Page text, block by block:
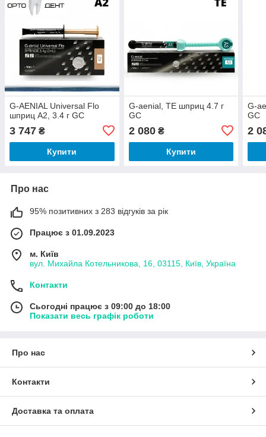
G-AENIAL Universal Flo
шприц A2, 3.4 г GC
3 747 ₴
Купити
G-aenial, TE шприц 4.7 г
GC
2 080₴
Купити
G-
GC
2
Про нас
95% позитивних з 283 відгуків за рік
Працює з 01.09.2023
м. Київ
вул. Михайла Котельникова, 16, 03115, Київ, Україна
Контакти
Сьогодні працює з 09:00 до 18:00
Показати весь графік роботи
Про нас
Контакти
Доставка та оплата